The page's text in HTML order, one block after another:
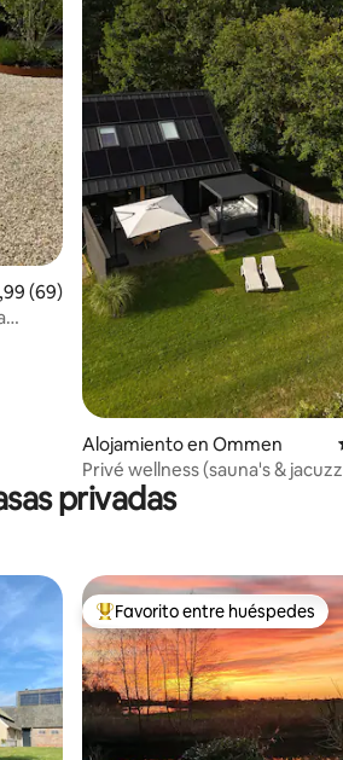
promedio: 4,99 de 5. 69
(69)
Alojamiento en Ommen
Privé wellness (sauna's &
natuur
privadas
Favorito entre los huéspedes
Favorito entre huéspedes